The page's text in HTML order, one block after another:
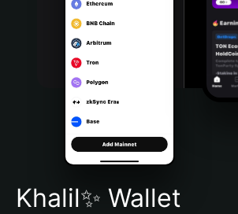
Português (Portugal)
Bahasa Indonesia
Português (Brasil)
Español (Argentina)
Khalil✨ Wallet